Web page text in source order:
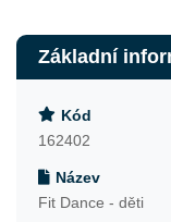
Základní
Kód
162402
Název
Fit Dance - děti